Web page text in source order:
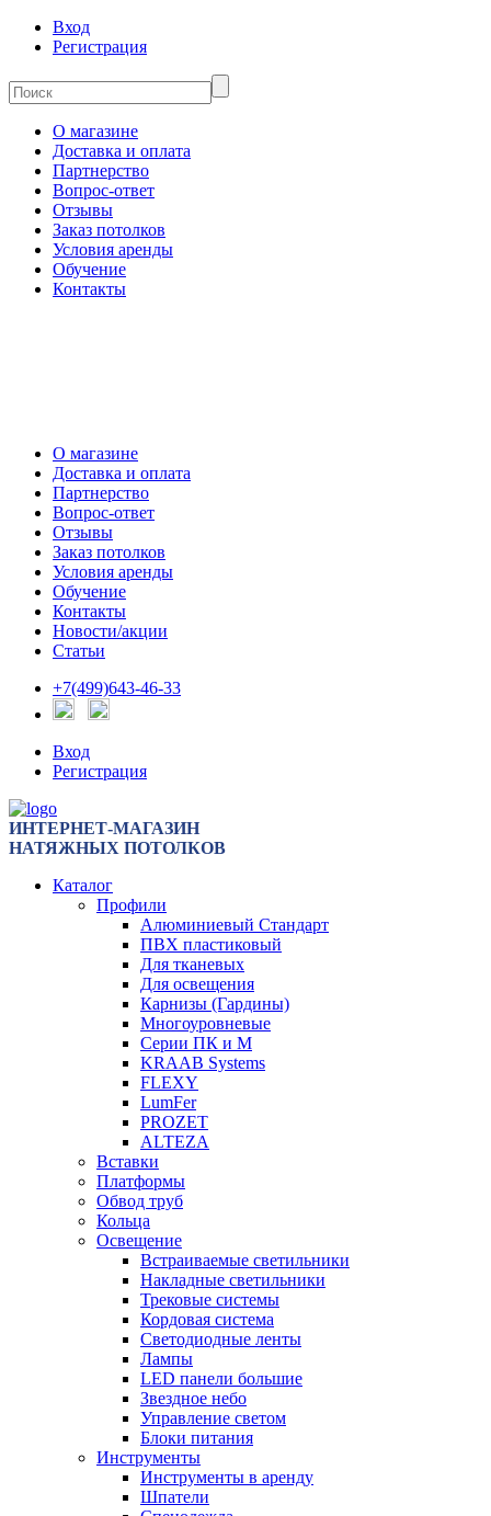
Вход
Регистрация
О магазине
Доставка и оплата
Партнерство
Вопрос-ответ
Отзывы
Заказ потолков
Условия аренды
Обучение
Контакты
О магазине
Доставка и оплата
Партнерство
Вопрос-ответ
Отзывы
Заказ потолков
Условия аренды
Обучение
Контакты
Новости/акции
Статьи
+7(499)643-46-33
Вход
Регистрация
ИНТЕРНЕТ-МАГАЗИН
НАТЯЖНЫХ ПОТОЛКОВ
Каталог
Профили
Алюминиевый Стандарт
ПВХ пластиковый
Для тканевых
Для освещения
Карнизы (Гардины)
Многоуровневые
Серии ПК и М
KRAAB Systems
FLEXY
LumFer
PROZET
ALTEZA
Вставки
Платформы
Обвод труб
Кольца
Освещение
Встраиваемые светильники
Накладные светильники
Трековые системы
Кордовая система
Светодиодные ленты
Лампы
LED панели большие
Звездное небо
Управление светом
Блоки питания
Инструменты
Инструменты в аренду
Шпатели